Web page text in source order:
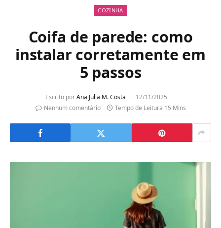
COZINHA
Coifa de parede: como
instalar corretamente em
5 passos
Escrito por Ana Julia M. Costa
12/11/2025
Nenhum comentário
Tempo de Leitura 15 Mins